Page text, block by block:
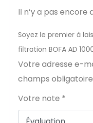
Il n’y a pas encore
Soyez le premier à
filtration BOFA AD
Votre adresse e-
champs
Votre note *